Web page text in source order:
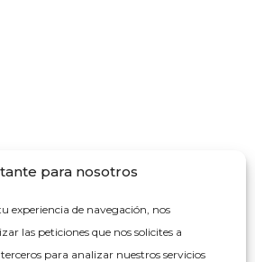
para nosotros
experiencia de navegación, nos
las peticiones que nos solicites a
para analizar nuestros servicios